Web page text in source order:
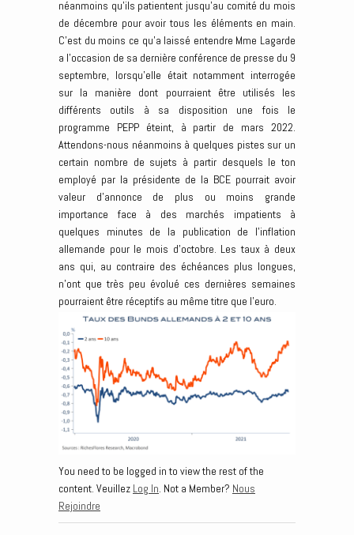
néanmoins qu’ils patientent jusqu’au comité du mois
de décembre pour avoir tous les éléments en main.
C’est du moins ce qu’a laissé entendre Mme Lagarde
a l’occasion de sa dernière conférence de presse du 9
septembre, lorsqu’elle était notamment interrogée
sur la manière dont pourraient être utilisés les
différents outils à sa disposition une fois le
programme PEPP éteint, à partir de mars 2022.
Attendons-nous néanmoins à quelques pistes sur un
certain nombre de sujets à partir desquels le ton
employé par la présidente de la BCE pourrait avoir
valeur d’annonce de plus ou moins grande
importance face à des marchés impatients à
quelques minutes de la publication de l’inflation
allemande pour le mois d’octobre. Les taux à deux
ans qui, au contraire des échéances plus longues,
n’ont que très peu évolué ces dernières semaines
pourraient être réceptifs au même titre que l’euro.
You need to be logged in to view the rest of the
content. Veuillez Log In. Not a Member? Nous
Rejoindre